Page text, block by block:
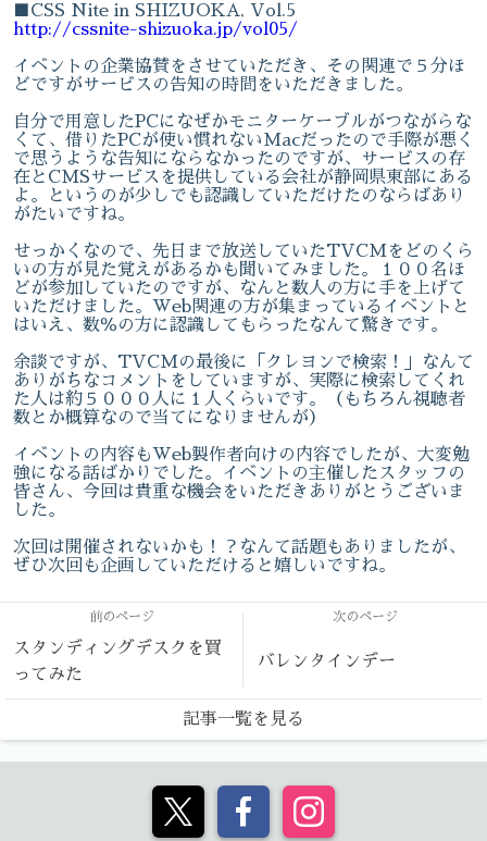
■CSS Nite in SHIZUOKA, Vol.5
http://cssnite-shizuoka.jp/vol05/
イベントの企業協賛をさせていただき、その関連で５分ほ
どですがサービスの告知の時間をいただきました。
自分で用意したPCになぜかモニターケーブルがつながらな
くて、借りたPCが使い慣れないMacだったので手際が悪く
で思うような告知にならなかったのですが、サービスの存
在とCMSサービスを提供している会社が静岡県東部にある
よ。というのが少しでも認識していただけたのならばあり
がたいですね。
せっかくなので、先日まで放送していたTVCMをどのくら
いの方が見た覚えがあるかも聞いてみました。１００名ほ
どが参加していたのですが、なんと数人の方に手を上げて
いただけました。Web関連の方が集まっているイベントと
はいえ、数％の方に認識してもらったなんて驚きです。
余談ですが、TVCMの最後に「クレヨンで検索！」なんて
ありがちなコメントをしていますが、実際に検索してくれ
た人は約５０００人に１人くらいです。（もちろん視聴者
数とか概算なので当てになりませんが）
イベントの内容もWeb製作者向けの内容でしたが、大変勉
強になる話ばかりでした。イベントの主催したスタッフの
皆さん、今回は貴重な機会をいただきありがとうございま
した。
次回は開催されないかも！？なんて話題もありましたが、
ぜひ次回も企画していただけると嬉しいですね。
前のページ
スタンディングデスクを買
ってみた
次のページ
バレンタインデー
記事一覧を見る